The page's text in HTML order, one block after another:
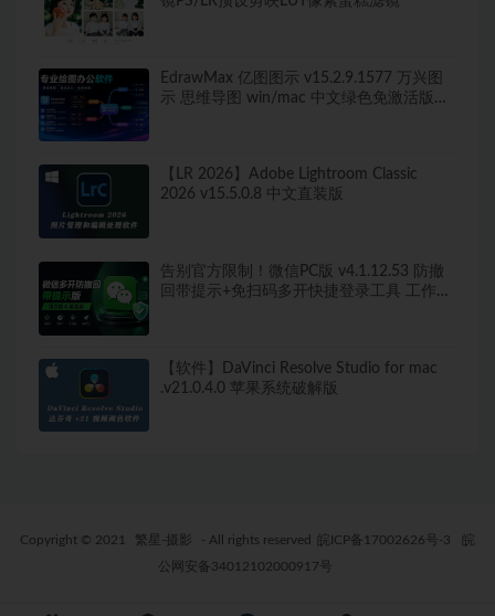
EdrawMax 亿图图示 v15.2.9.1577 万兴图
示 思维导图 win/mac 中文绿色免激活版
【LR 2026】Adobe Lightroom Classic
2026 v15.5.0.8 中文直装版
告别官方限制！微信PC版 v4.1.12.53 防撤
回带提示+免扫码多开快捷登录工具 工作生
【软件】DaVinci Resolve Studio for mac
.v21.0.4.0 苹果系统破解版
Copyright © 2021 繁星-摄影 - All rights reserved 皖ICP备17002626号-3
皖
公网安备34012102000917号